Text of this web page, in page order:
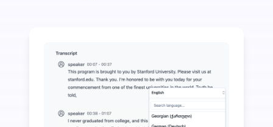
UniScribe ofrece 120 minutos de transcripción
Más funciones de IA disponibles más allá de Audio-
Generar automáticamente resúmenes, mapas